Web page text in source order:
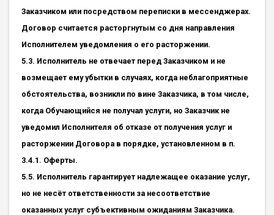
Заказчиком или посредством переписки в мессенджерах.
Договор считается расторгнутым со дня направления
Исполнителем уведомления о его расторжении.
5.3. Исполнитель не отвечает перед Заказчиком и не
возмещает ему убытки в случаях, когда неблагоприятные
обстоятельства, возникли по вине Заказчика, в том числе,
когда Обучающийся не получал услуги, но Заказчик не
уведомил Исполнителя об отказе от получения услуг и
расторжении Договора в порядке, установленном в п.
3.4.1. Оферты.
5.5. Исполнитель гарантирует надлежащее оказание услуг,
но не несёт ответственности за несоответствие
оказанных услуг субъективным ожиданиям Заказчика.